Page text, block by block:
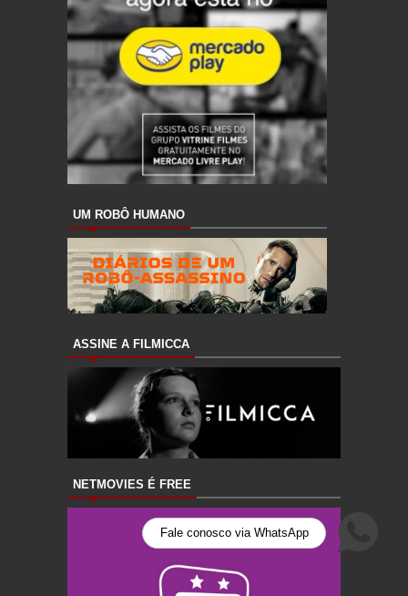
Fale conosco via WhatsApp
UM ROBÔ HUMANO
ASSINE A FILMICCA
NETMOVIES É FREE